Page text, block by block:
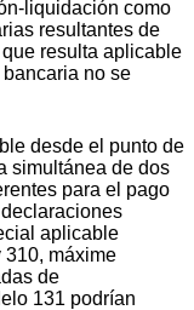
liquidación como
resultantes de
resulta aplicable
no se
desde el punto de
simultánea de dos
para el pago
aplicable
máxime
de
131 podrían